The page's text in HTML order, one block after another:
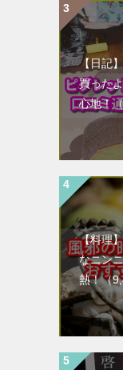
【日記
買った
心地！
【料理
なニン
熱！（